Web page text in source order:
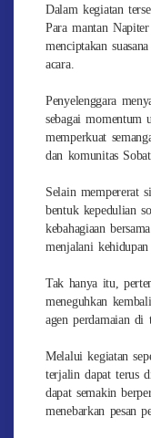
Dalam kegiatan
Para mantan
menciptakan
acara.
Penyelenggara
sebagai momentum
memperkuat
dan komunitas
Selain mempererat
bentuk kepedulian
kebahagiaan
menjalani
Tak hanya itu,
meneguhkan
agen perdamaian di
Melalui kegiatan
terjalin dapat terus
dapat semakin
menebarkan pesan